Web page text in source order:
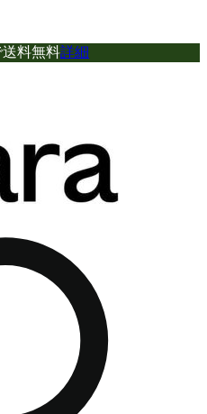
料無料詳細